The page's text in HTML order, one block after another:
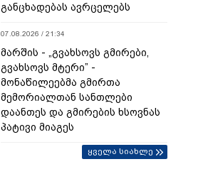
განცხადებას ავრცელებს
07.08.2026 / 21:34
მარშის - „გვახსოვს გმირები,
გვახსოვს მტერი” -
მონაწილეებმა გმირთა
მემორიალთან სანთლები
დაანთეს და გმირების ხსოვნას
პატივი მიაგეს
ყველა სიახლე